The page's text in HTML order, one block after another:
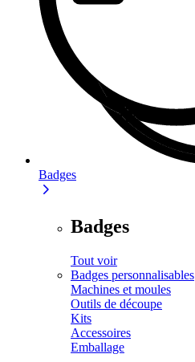
Badges
Badges
Tout voir
Badges personnalisables
Machines et moules
Outils de découpe
Kits
Accessoires
Emballage